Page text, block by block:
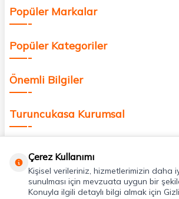
Popüler Markalar
Popüler Kategoriler
Önemli Bilgiler
Turuncukasa Kurumsal
Uygulamalarımız
Çerez Kullanımı
Kişisel verileriniz, hizmetlerimizin daha
sunulması için mevzuata uygun bir
Konuyla ilgili detaylı bilgi almak için